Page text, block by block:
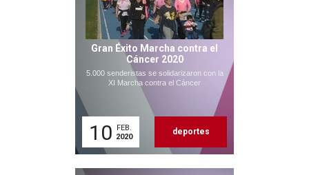
Gran Éxito Marcha contra el
Cáncer 2020
5.000 senderistas se solidarizaron con la
XI Marcha contra el Cáncer
10
FEB.
2020
deportes